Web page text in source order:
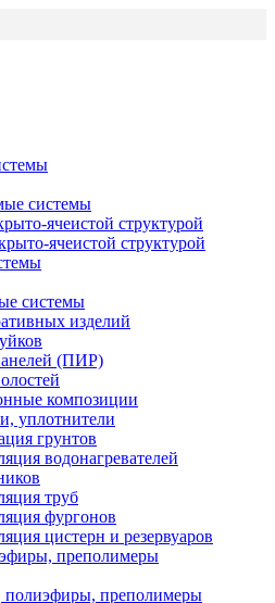
системы
ячеистой структурой
ячеистой структурой
системы
изделий
(ПИР)
композиции
уплотнители
грунтов
водонагревателей
труб
фургонов
цистерн и резервуаров
преполимеры
преполимеры